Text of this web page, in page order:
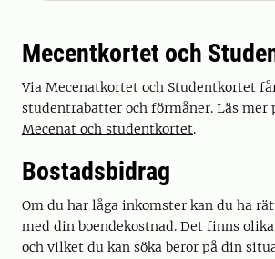
Mecentkortet och
Via Mecenatkortet och Studentkortet
studentrabatter och förmåner. Läs mer
Mecenat och studentkortet.
Bostadsbidrag
Om du har låga inkomster kan du ha
med din boendekostnad. Det finns
och vilket du kan söka beror på din